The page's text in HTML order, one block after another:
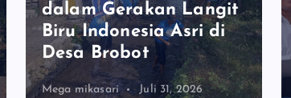
dalam Gerakan Langit
Biru Indonesia Asri di
Desa Brobot
Mega mikasari Juli 31, 2026